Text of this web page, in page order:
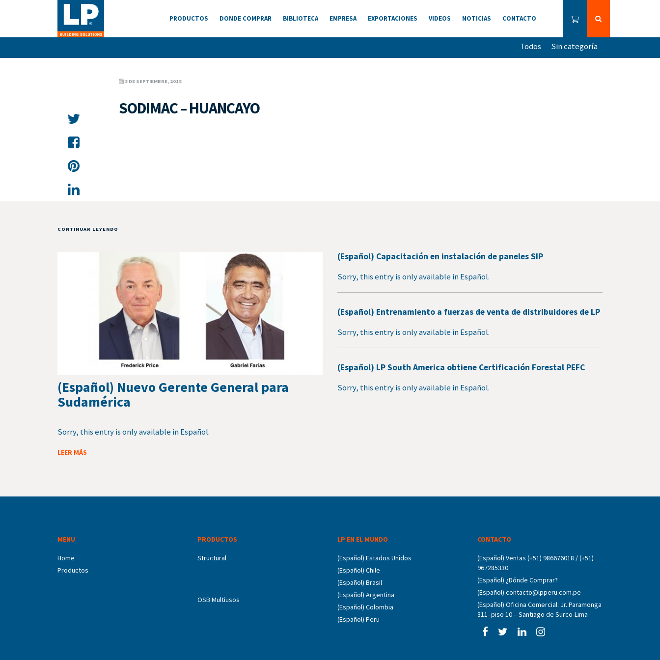
PRODUCTOS DONDE COMPRAR BIBLIOTECA EMPRESA EXPORTACIONES VIDEOS NOTICIAS CONTACTO
Todos Sin categoría
3 DE SEPTIEMBRE, 2018
SODIMAC – HUANCAYO
CONTINUAR LEYENDO
(Español) Nuevo Gerente General para
Sudamérica
Sorry, this entry is only available in Español.
LEER MÁS
(Español) Capacitación en instalación de paneles SIP
Sorry, this entry is only available in Español.
(Español) Entrenamiento a fuerzas de venta de distribuidores de LP
Sorry, this entry is only available in Español.
(Español) LP South America obtiene Certificación Forestal PEFC
Sorry, this entry is only available in Español.
MENU
Home
Productos
PRODUCTOS
Structural
OSB Multiusos
LP EN EL MUNDO
(Español) Estados Unidos
(Español) Chile
(Español) Brasil
(Español) Argentina
(Español) Colombia
(Español) Peru
CONTACTO
(Español) Ventas (+51) 986676018 / (+51)
967285330
(Español) ¿Dónde Comprar?
(Español) contacto@lpperu.com.pe
(Español) Oficina Comercial: Jr. Paramonga
311- piso 10 – Santiago de Surco-Lima